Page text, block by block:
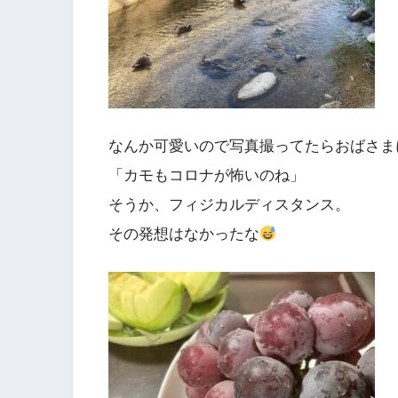
なんか可愛いので写真撮ってたらおばさま
「カモもコロナが怖いのね」
そうか、フィジカルディスタンス。
その発想はなかったな